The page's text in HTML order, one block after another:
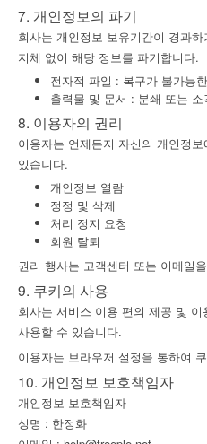
싱글페이지 기반 홈페
간결하게 정리된 이야기
콘텐츠를 방문자에게 균
반응형 웹
모바일과 데스크탑 웹에
제공합니다.
최상급의 호스팅
7. 개인정보의 파기
회사는 개인정보 보유기간이 경과
지체 없이 해당 정보를 파기합니다.
전자적 파일 : 복구가 불가능
출력물 및 문서 : 분쇄 또는 소
8. 이용자의 권리
이용자는 언제든지 자신의 개인정
있습니다.
개인정보 열람
정정 및 삭제
처리 정지 요청
회원 탈퇴
권리 행사는 고객센터 또는 이메일
9. 쿠키의 사용
회사는 서비스 이용 편의 제공 및
사용할 수 있습니다.
이용자는 브라우저 설정을 통하여
10. 개인정보 보호책임자
개인정보 보호책임자
성명 : 한정화